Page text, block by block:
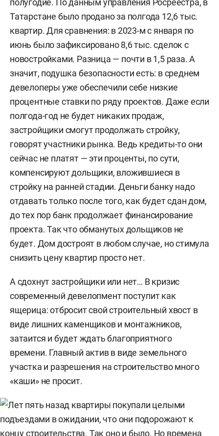
полугодие. По данным управления Росреестра, в
Татарстане было продано за полгода 12,6 тыс.
квартир. Для сравнения: в 2023-м с января по
июнь было зафиксировано 8,6 тыс. сделок с
новостройками. Разница — почти в 1,5 раза. А
значит, подушка безопасности есть: в среднем
девелоперы уже обеспечили себе низкие
процентные ставки по ряду проектов. Даже если
полгода-год не будет никаких продаж,
застройщики смогут продолжать стройку,
говорят участники рынка. Ведь кредиты-то они
сейчас не платят — эти проценты, по сути,
компенсируют дольщики, вложившиеся в
стройку на ранней стадии. Деньги банку надо
отдавать только после того, как будет сдан дом,
до тех пор банк продолжает финансирование
проекта. Так что обманутых дольщиков не
будет. Дом достроят в любом случае, но стимула
снизить цену квартир просто нет.
А сдохнут застройщики или нет… В кризис
современный девелопмент поступит как
ящерица: отбросит свой строительный хвост в
виде лишних каменщиков и монтажников,
затаится и будет ждать благоприятного
времени. Главный актив в виде земельного
участка и разрешения на строительство много
«каши» не просит.